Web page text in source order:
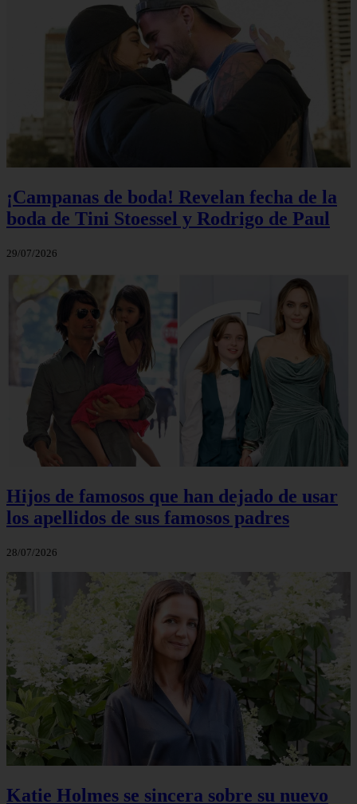
¡Campanas de boda! Revelan fecha de la
boda de Tini Stoessel y Rodrigo de Paul
29/07/2026
Hijos de famosos que han dejado de usar
los apellidos de sus famosos padres
28/07/2026
Katie Holmes se sincera sobre su nuevo